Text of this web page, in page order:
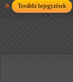
További bejegyzések